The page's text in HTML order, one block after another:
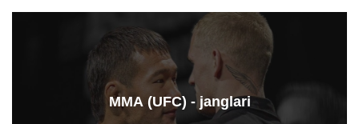
ММА (UFC) - janglari